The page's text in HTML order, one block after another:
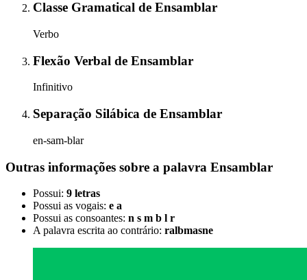
Classe Gramatical de Ensamblar
Verbo
Flexão Verbal de Ensamblar
Infinitivo
Separação Silábica de Ensamblar
en-sam-blar
Outras informações sobre a palavra Ensamblar
Possui: 9 letras
Possui as vogais: e a
Possui as consoantes: n s m b l r
A palavra escrita ao contrário: ralbmasne